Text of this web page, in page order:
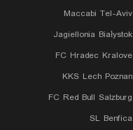
Maccabi Tel-Aviv
Jagiellonia Białystok
FC Hradec Kralove
KKS Lech Poznan
FC Red Bull Salzburg
SL Benfica